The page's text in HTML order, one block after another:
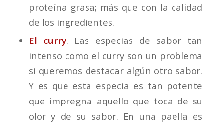
proteína grasa; más que con la calidad
de los ingredientes.
El curry. Las especias de sabor tan
intenso como el curry son un problema
si queremos destacar algún otro sabor.
Y es que esta especia es tan potente
que impregna aquello que toca de su
olor y de su sabor. En una paella es